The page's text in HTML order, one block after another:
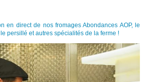
en direct de nos fromages Abondances AOP, le
persillé et autres spécialités de la ferme !